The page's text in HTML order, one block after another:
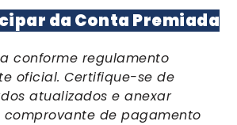
da Conta Premiada
conforme regulamento
oficial. Certifique-se de
atualizados e anexar
de pagamento